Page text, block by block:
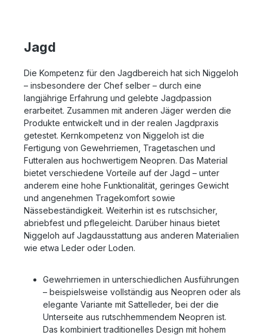
Jagd
Die Kompetenz für den Jagdbereich hat sich Niggeloh
– insbesondere der Chef selber – durch eine
langjährige Erfahrung und gelebte Jagdpassion
erarbeitet. Zusammen mit anderen Jäger werden die
Produkte entwickelt und in der realen Jagdpraxis
getestet. Kernkompetenz von Niggeloh ist die
Fertigung von Gewehrriemen, Tragetaschen und
Futteralen aus hochwertigem Neopren. Das Material
bietet verschiedene Vorteile auf der Jagd – unter
anderem eine hohe Funktionalität, geringes Gewicht
und angenehmen Tragekomfort sowie
Nässebeständigkeit. Weiterhin ist es rutschsicher,
abriebfest und pflegeleicht. Darüber hinaus bietet
Niggeloh auf Jagdausstattung aus anderen Materialien
wie etwa Leder oder Loden.
Gewehrriemen in unterschiedlichen Ausführungen
– beispielsweise vollständig aus Neopren oder als
elegante Variante mit Sattelleder, bei der die
Unterseite aus rutschhemmendem Neopren ist.
Das kombiniert traditionelles Design mit hohem